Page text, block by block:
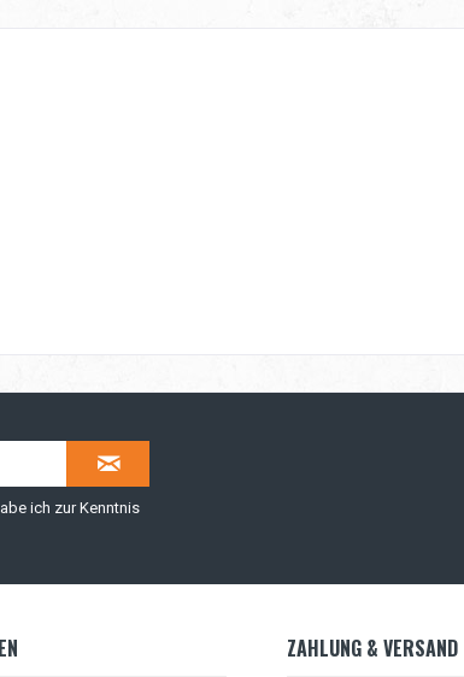
ich zur Kenntnis
ZAHLUNG & VERSAND